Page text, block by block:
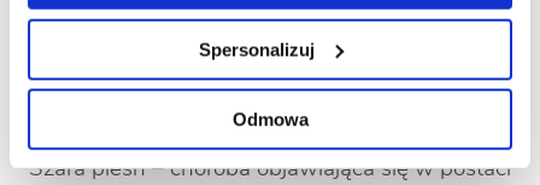
Spersonalizuj
Odmowa
Zamieranie pędów – choroba prowadząca
do żółknięcia, brązowienia i opadania igieł.
W walce z chorobą sprawdzą się takie preparaty
jak Switch 62,5WG.
Szara pleśń – choroba objawiająca się w postaci